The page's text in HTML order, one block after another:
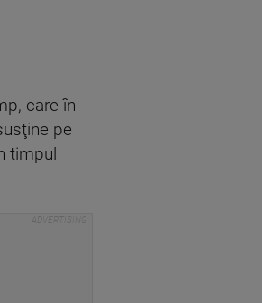
care în
pe
timpul